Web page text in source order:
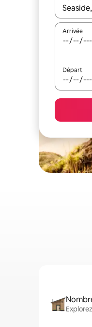
Lorsque
Arrivée
Départ